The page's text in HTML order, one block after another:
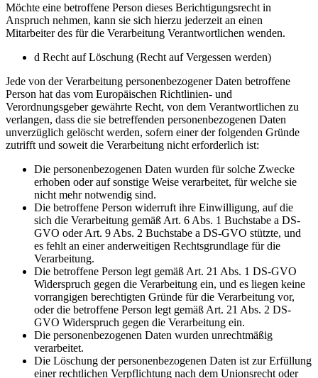
Möchte eine betroffene Person dieses Berichtigungsrecht in
Anspruch nehmen, kann sie sich hierzu jederzeit an einen
Mitarbeiter des für die Verarbeitung Verantwortlichen wenden.
d Recht auf Löschung (Recht auf Vergessen werden)
Jede von der Verarbeitung personenbezogener Daten betroffene
Person hat das vom Europäischen Richtlinien- und
Verordnungsgeber gewährte Recht, von dem Verantwortlichen zu
verlangen, dass die sie betreffenden personenbezogenen Daten
unverzüglich gelöscht werden, sofern einer der folgenden Gründe
zutrifft und soweit die Verarbeitung nicht erforderlich ist:
Die personenbezogenen Daten wurden für solche Zwecke
erhoben oder auf sonstige Weise verarbeitet, für welche sie
nicht mehr notwendig sind.
Die betroffene Person widerruft ihre Einwilligung, auf die
sich die Verarbeitung gemäß Art. 6 Abs. 1 Buchstabe a DS-
GVO oder Art. 9 Abs. 2 Buchstabe a DS-GVO stützte, und
es fehlt an einer anderweitigen Rechtsgrundlage für die
Verarbeitung.
Die betroffene Person legt gemäß Art. 21 Abs. 1 DS-GVO
Widerspruch gegen die Verarbeitung ein, und es liegen keine
vorrangigen berechtigten Gründe für die Verarbeitung vor,
oder die betroffene Person legt gemäß Art. 21 Abs. 2 DS-
GVO Widerspruch gegen die Verarbeitung ein.
Die personenbezogenen Daten wurden unrechtmäßig
verarbeitet.
Die Löschung der personenbezogenen Daten ist zur Erfüllung
einer rechtlichen Verpflichtung nach dem Unionsrecht oder